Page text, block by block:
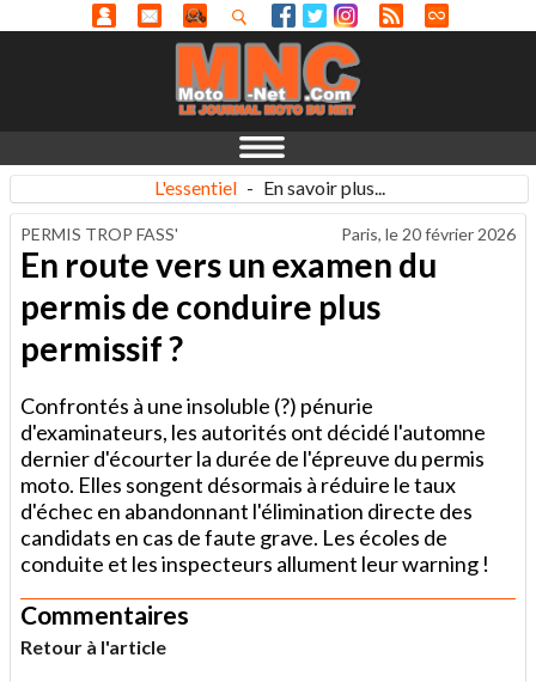
L'essentiel - En savoir plus...
PERMIS TROP FASS' Paris, le 20 février 2026
En route vers un examen du
permis de conduire plus
permissif ?
Confrontés à une insoluble (?) pénurie
d'examinateurs, les autorités ont décidé l'automne
dernier d'écourter la durée de l'épreuve du permis
moto. Elles songent désormais à réduire le taux
d'échec en abandonnant l'élimination directe des
candidats en cas de faute grave. Les écoles de
conduite et les inspecteurs allument leur warning !
Commentaires
Retour à l'article